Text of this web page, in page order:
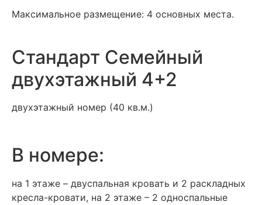
Максимальное размещение: 4 основных места.
Стандарт Семейный
двухэтажный 4+2
двухэтажный номер (40 кв.м.)
В номере:
на 1 этаже – двуспальная кровать и 2 раскладных
кресла-кровати, на 2 этаже – 2 односпальные